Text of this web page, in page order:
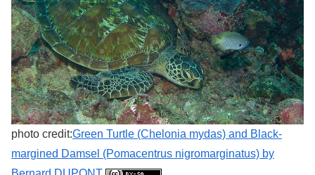
photo credit:Green Turtle (Chelonia mydas) and Black-
margined Damsel (Pomacentrus nigromarginatus) by